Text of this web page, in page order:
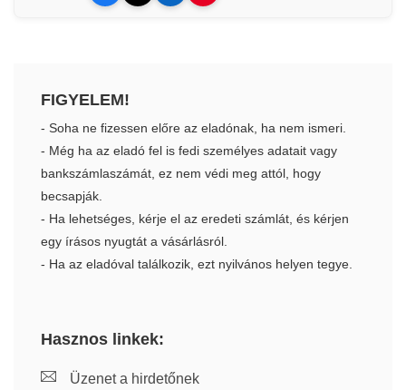
FIGYELEM!
- Soha ne fizessen előre az eladónak, ha nem ismeri.
- Még ha az eladó fel is fedi személyes adatait vagy
bankszámlaszámát, ez nem védi meg attól, hogy
becsapják.
- Ha lehetséges, kérje el az eredeti számlát, és kérjen
egy írásos nyugtát a vásárlásról.
- Ha az eladóval találkozik, ezt nyilvános helyen tegye.
Hasznos linkek:
Üzenet a hirdetőnek